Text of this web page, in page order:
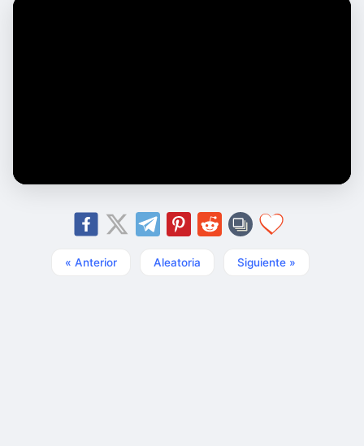
« Anterior Aleatoria Siguiente »